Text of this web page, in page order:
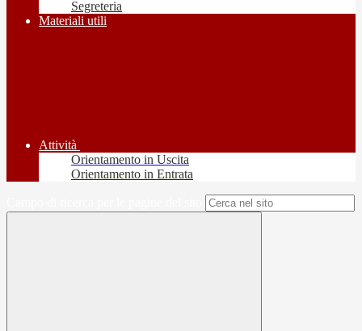
Segreteria
Materiali utili
Attività
Orientamento in Uscita
Orientamento in Entrata